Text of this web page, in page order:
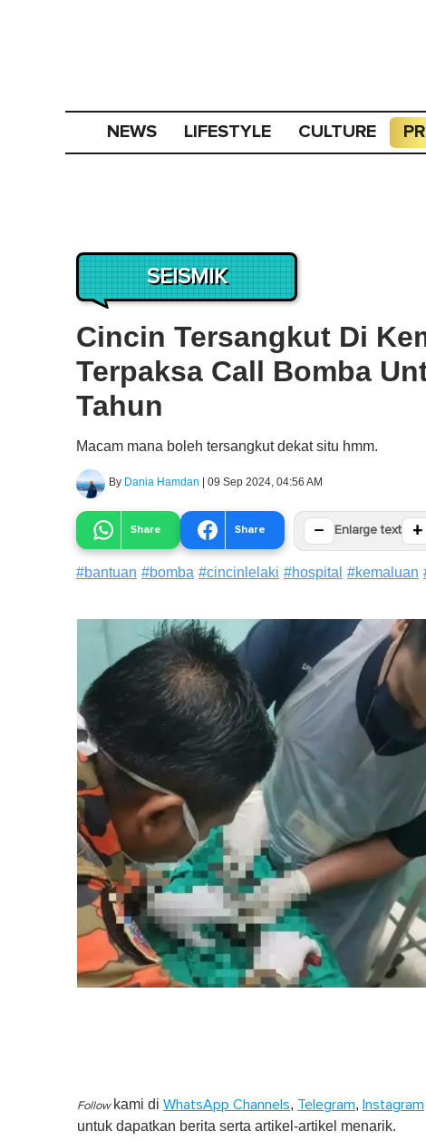
NEWS LIFESTYLE CULTURE
SEISMIK
Cincin Tersangkut Di
Terpaksa Call Bomba
Tahun
Macam mana boleh tersangkut dekat situ hmm.
By Dania Hamdan | 09 Sep 2024, 04:56 AM
Share Share − Enlarge text +
#bantuan #bomba #cincinlelaki #hospital #kemaluan
Follow kami di WhatsApp Channels, Telegram, Instagram
untuk dapatkan berita serta artikel-artikel menarik.